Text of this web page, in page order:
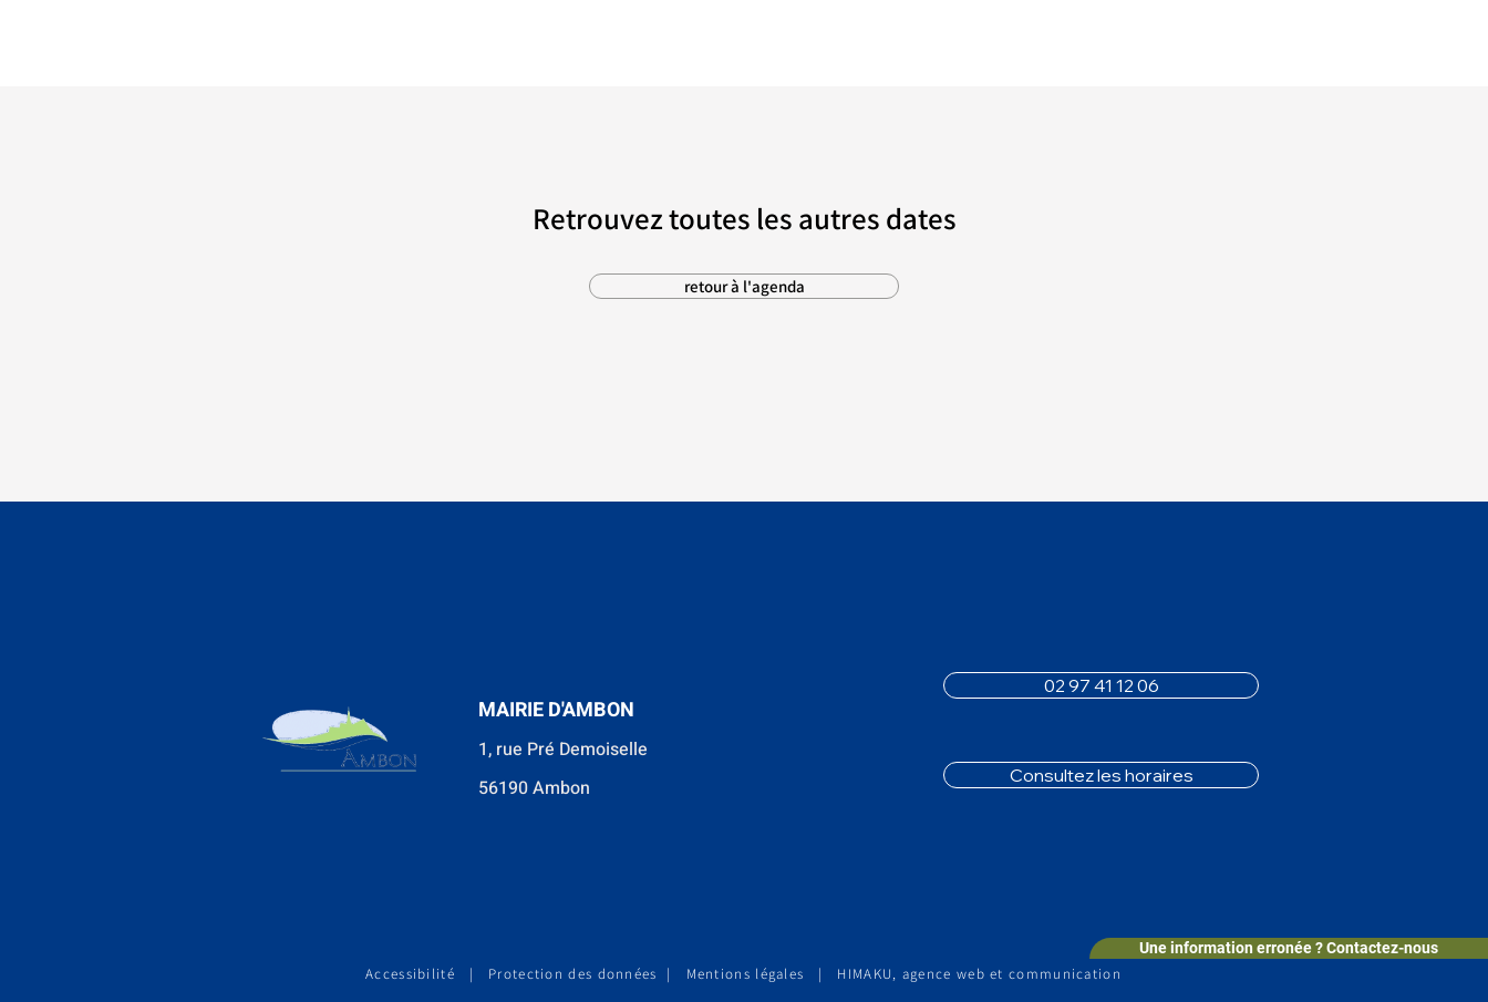
Retrouvez toutes les autres dates
retour à l'agenda
Une information erronée ? Contactez-nous
MAIRIE D'AMBON
1, rue Pré Demoiselle
56190 Ambon
02 97 41 12 06
Consultez les horaires
Accessibilité | Protection des données | Mentions légales | HIMAKU, agence web et communication